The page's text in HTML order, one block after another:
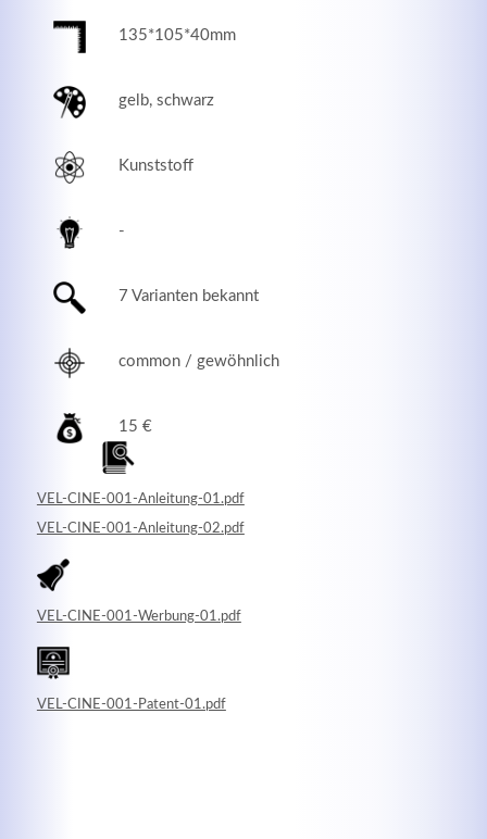
135*105*40mm
gelb, schwarz
Kunststoff
-
7 Varianten bekannt
common / gewöhnlich
15 €
VEL-CINE-001-Anleitung-01.pdf
VEL-CINE-001-Anleitung-02.pdf
VEL-CINE-001-Werbung-01.pdf
VEL-CINE-001-Patent-01.pdf
Good Service
elit. Aenean commodo ligula eget dolor.
MEHR INFOS
Lorem ipsum dolor sit amet, consectetuer adipiscing